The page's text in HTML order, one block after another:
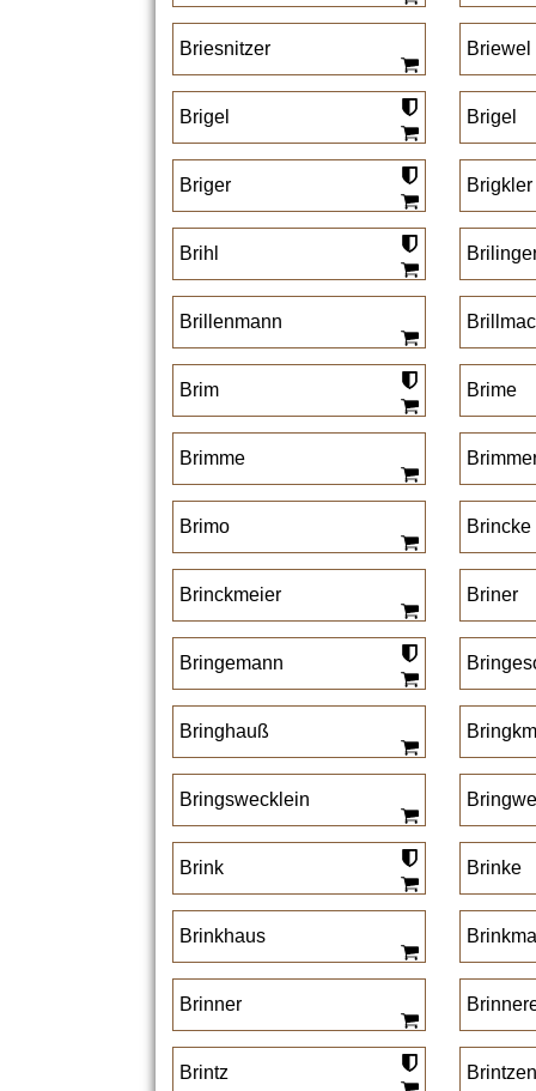
Briesnitzer Briewel
Brigel Brigel
Briger Brigkler
Brihl
Brillenmann
Brim Brime
Brimme
Brimo Brincke
Brinckmeier Briner
Bringemann
Bringhauß
Bringswecklein
Brink Brinke
Brinkhaus
Brinner
Brintz Brintzen